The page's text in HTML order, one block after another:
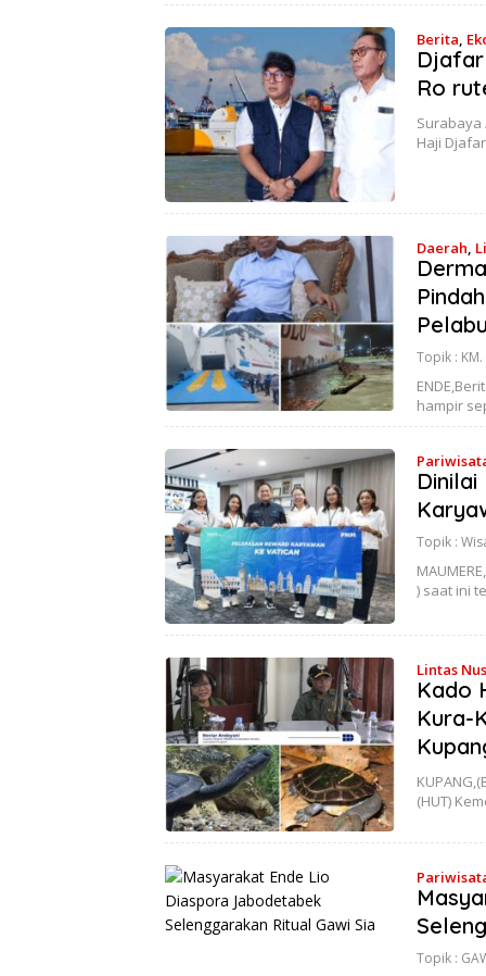
Berita
Ro
Surabaya
Haji
Daerah
Topik :
hampir
Topik :
) saat ini
Lintas
Kado
Kura-
(HUT)
Topik :